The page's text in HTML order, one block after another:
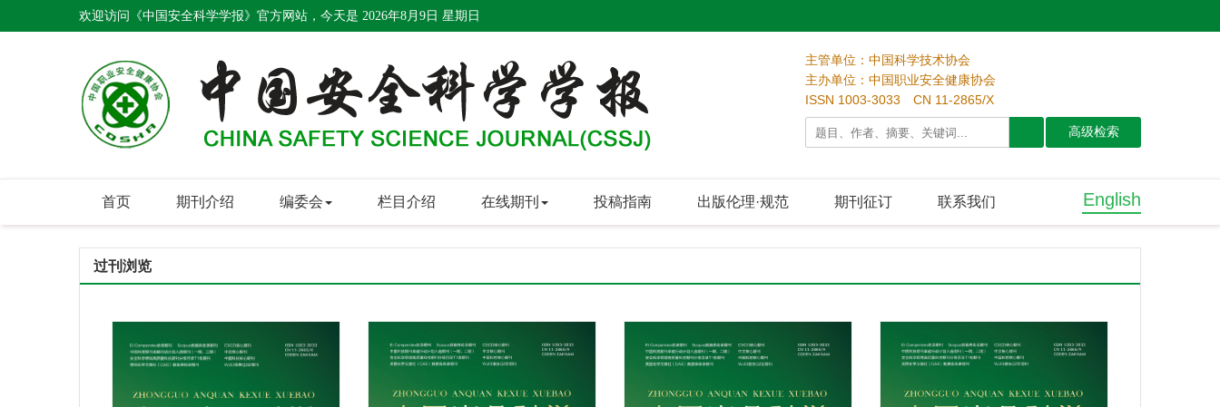
欢迎访问《中国安全科学学报》官方网站，今天是 2026年8月9日 星期日
主管单位：中国科学技术协会
主办单位：中国职业安全健康协会
ISSN 1003-3033 CN 11-2865/X
首页 期刊介绍 编委会 栏目介绍 在线期刊 投稿指南 出版伦理·规范 期刊征订 联系我们 English
过刊浏览